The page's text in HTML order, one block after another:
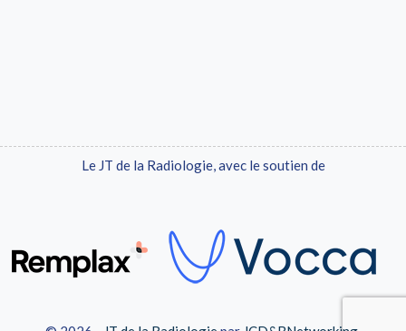
Le JT de la Radiologie, avec le soutien de